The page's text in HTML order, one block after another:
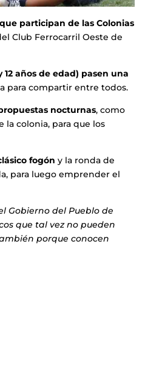
participan de las Colonias
Club Ferrocarril Oeste de
años de edad) pasen una
para compartir entre todos.
nocturnas, como
colonia, para que los
fogón y la ronda de
para luego emprender el
Gobierno del Pueblo de
que tal vez no pueden
porque conocen